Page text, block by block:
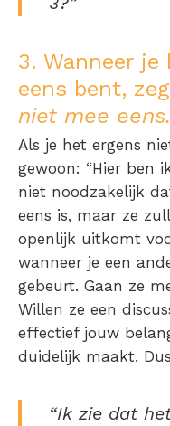
3. Wanneer
eens bent,
niet mee eens.
Als je het ergens
gewoon: “Hier ben
niet noodzakelijk
eens is, maar ze
openlijk uitkomt
wanneer je een
gebeurt. Gaan ze
Willen ze een
effectief jouw
duidelijk maakt.
“Ik zie dat